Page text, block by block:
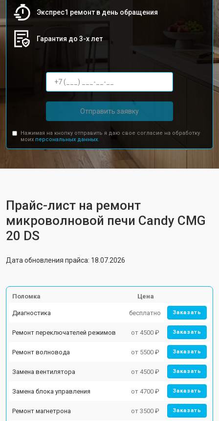
Экспрес1 ремонт в день обращения
Гарантия до 3-х лет
Отправить заявку
Нажимая на кнопку отправить я даю свое согласие на обработку
моих персональных данных.
Прайс-лист на ремонт
микроволновой печи Candy CMG
20 DS
Дата обновления прайса: 18.07.2026
Поломка Цена
Диагностика бесплатно Заказать
Ремонт переключателей режимов от 4500 ₽ Заказать
Ремонт волновода от 5500 ₽ Заказать
Замена вентилятора от 4500 ₽ Заказать
Замена блока управления от 4700 ₽ Заказать
Ремонт магнетрона от 3500 ₽ Заказать